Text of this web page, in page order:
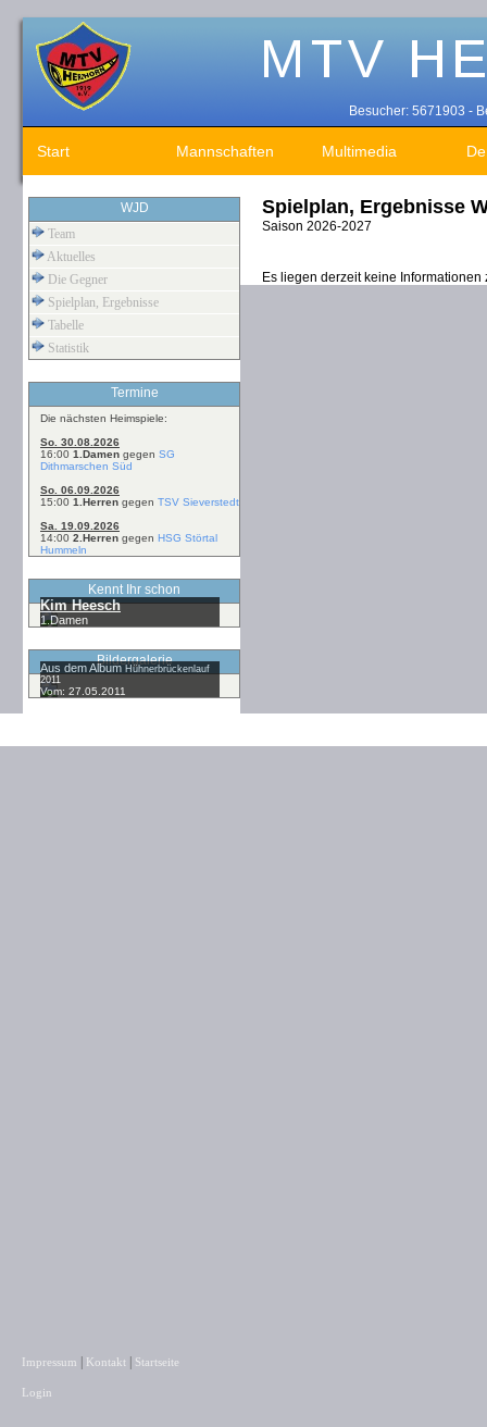
Besucher: 5671903 -
Start Mannschaften Multimedia
WJD
Team
Aktuelles
Die Gegner
Spielplan, Ergebnisse
Tabelle
Statistik
Termine
Die nächsten Heimspiele:
So. 30.08.2026
16:00 1.Damen gegen SG
Dithmarschen Süd
So. 06.09.2026
15:00 1.Herren gegen TSV Sieverstedt
Sa. 19.09.2026
14:00 2.Herren gegen HSG Störtal
Hummeln
Kennt Ihr schon
Kim Heesch
1.Damen
Bildergalerie
Aus dem AlbumHühnerbrückenlauf
2011
Vom: 27.05.2011
Spielplan, Ergebnisse
Saison 2026-2027
Es liegen derzeit keine
Impressum Kontakt Startseite
Login